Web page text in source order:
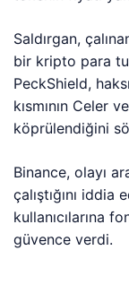
Saldırgan,
bir kripto para
PeckShield,
kısmının Celer
köprülendiğini
Binance, olayı
çalıştığını iddia
kullanıcılarına
güvence verdi.